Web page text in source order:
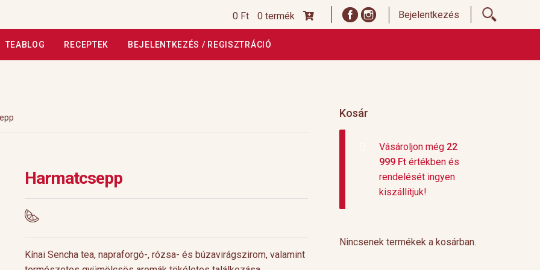
0 Ft 0 termék Bejelentkezés
TEABLOG RECEPTEK BEJELENTKEZÉS / REGISZTRÁCIÓ
fizetés Webáruház Rólunk HoReCa Impresszum
Harmatcsepp
Kínai Sencha tea, napraforgó-, rózsa- és búzavirágszirom, valamint
Kosár
Vásároljon még 22
999 Ft értékben és
rendelését ingyen
kiszállítjuk!
Nincsenek termékek a kosárban.